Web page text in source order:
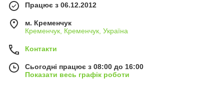
Працює з 06.12.2012
м. Кременчук
Кременчук, Кременчук, Україна
Контакти
Сьогодні працює з 08:00 до 16:00
Показати весь графік роботи